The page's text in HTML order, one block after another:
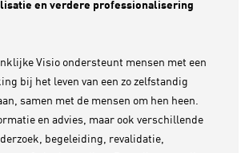
en verdere professionalisering
Visio ondersteunt mensen met een
bij het leven van een zo zelfstandig
samen met de mensen om hen heen.
en advies, maar ook verschillende
begeleiding, revalidatie,